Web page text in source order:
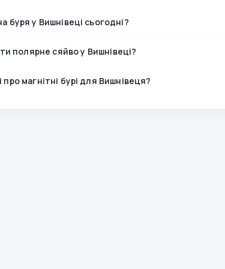
буря у Вишнівеці сьогодні?
полярне сяйво у Вишнівеці?
магнітні бурі для Вишнівеця?